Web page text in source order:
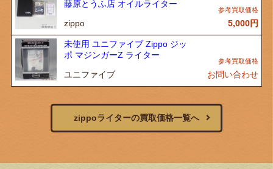
藤原とうふ店 オイルライター
zippo 5,000円
未使用 ユニファイブ Zippo ジッ
ポ マジンガーZ ライター
ユニファイブ お問い合わせ
zippoライターの買取価格一覧へ